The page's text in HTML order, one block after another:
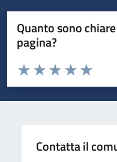
Quanto sono
pagina?
Domanda
Valuta da 1 a 5 stelle la pagina
Valuta 5
Valuta 4
Valuta 3 stelle
Valuta 2 stelle su 5
Valuta 1 stelle su 5
Contatta il